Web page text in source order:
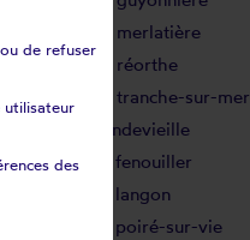
La merlatière
La réorthe
La tranche-sur-mer
Landevieille
Le fenouiller
Le langon
Le poiré-sur-vie
de refuser
utilisateur
des